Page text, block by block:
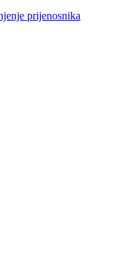
prijenosnika